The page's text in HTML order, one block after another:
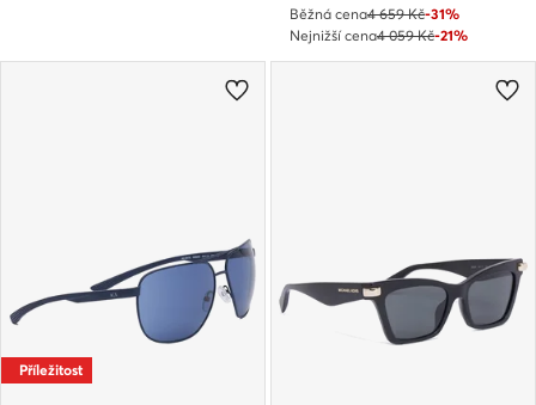
Běžná cena4 659 Kč-31%
Nejnižší cena4 059 Kč-21%
Příležitost